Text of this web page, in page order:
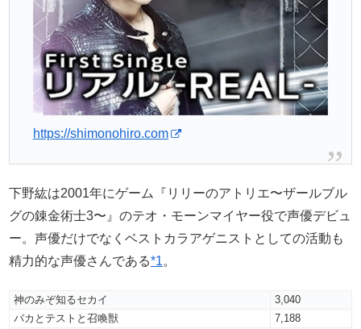
https://shimonohiro.com
下野紘は2001年にゲーム『リリーのアトリエ〜ザールブル
グの錬金術士3〜』のテオ・モーンマイヤー役で声優デビュ
ー。声優だけでなくベストカラアゲニストとしての活動も
精力的な声優さんである*1。
神のみぞ知るセカイ
3,040
バカとテストと召喚獣
7,188